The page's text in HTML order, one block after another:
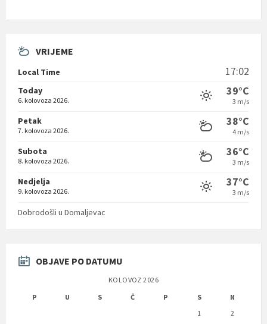
VRIJEME
Local Time 17:02
Today
6. kolovoza 2026.
39°C
3 m/s
Petak
7. kolovoza 2026.
38°C
4 m/s
Subota
8. kolovoza 2026.
36°C
3 m/s
Nedjelja
9. kolovoza 2026.
37°C
3 m/s
Dobrodošli u Domaljevac
OBJAVE PO DATUMU
KOLOVOZ 2026
P
U S Č P S
N
1
2